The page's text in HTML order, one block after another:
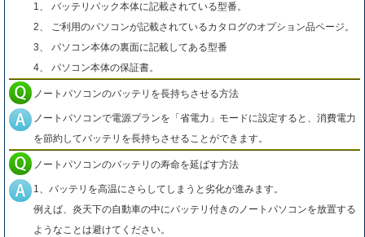
1、 バッテリパック本体に記載されている型番。
2、 ご利用のパソコンが記載されているカタログのオプション品ページ。
3、 パソコン本体の裏面に記載してある型番
4、 パソコン本体の保証書。
ノートパソコンのバッテリを長持ちさせる方法
ノートパソコンで電源プランを「省電力」モードに設定すると、消費電力
を節約してバッテリを長持ちさせることができます。
ノートパソコンのバッテリの寿命を延ばす方法
1、バッテリを高温にさらしてしまうと劣化が進みます。
例えば、炎天下の自動車の中にバッテリ付きのノートパソコンを放置する
ようなことは避けてください。